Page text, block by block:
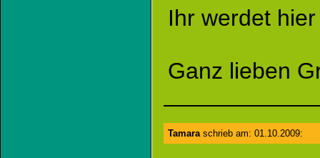
Ihr werdet
Ganz lieben
Tamaraschrieb am: 01.10.2009: